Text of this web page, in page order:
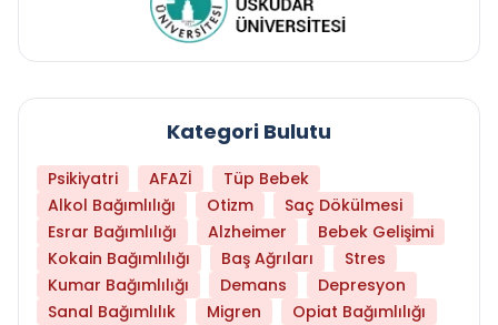
Kategori Bulutu
Psikiyatri AFAZİ
Tüp Bebek
Alkol Bağımlılığı
Otizm
Saç Dökülmesi
Esrar Bağımlılığı
Alzheimer
Bebek Gelişimi
Kokain Bağımlılığı
Baş Ağrıları
Stres
Kumar Bağımlılığı
Demans
Depresyon
Sanal Bağımlılık
Migren
Opiat Bağımlılığı